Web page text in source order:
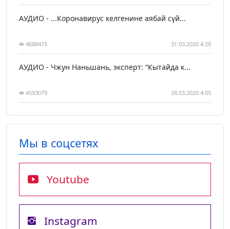
АУДИО - ...Коронавирус келгенине аябай сүй...
4688415 31.03.2020 4:20
АУДИО - Чжун Наньшань, эксперт: “Кытайда к...
4593079 28.03.2020 4:05
Мы в соцсетях
Youtube
Instagram